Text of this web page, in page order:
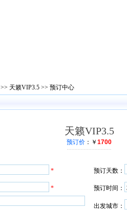
>> 天籁VIP3.5 >> 预订中心
天籁VIP3.5
预订价 ：￥ 1700
* 预订天数：
* 预订时间：
出发城市：